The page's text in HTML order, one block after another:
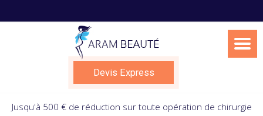
to
Devis Express
Jusqu'à 500 € de réduction sur toute opération de chirurgie